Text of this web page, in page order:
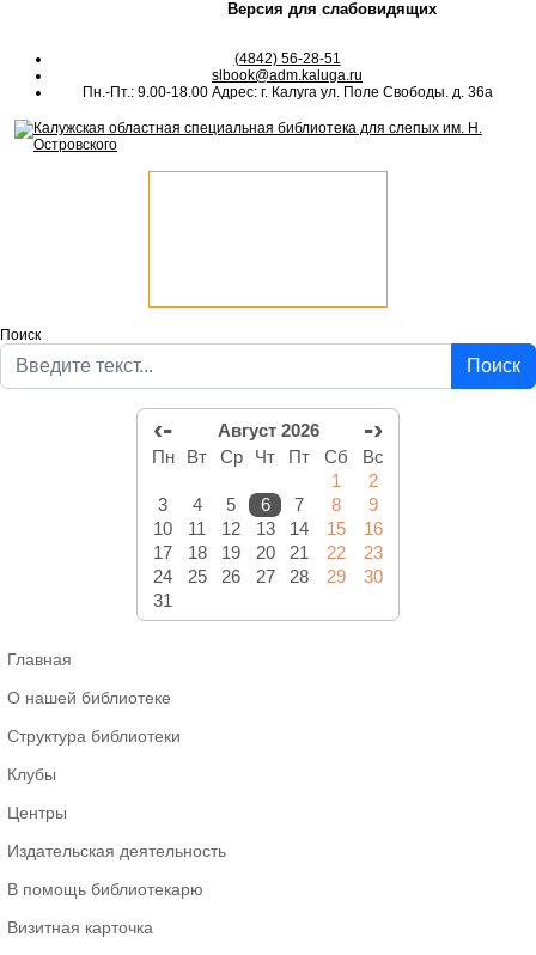
Версия для слабовидящих
(4842) 56-28-51
slbook@adm.kaluga.ru
Пн.-Пт.: 9.00-18.00 Адрес: г. Калуга ул. Поле Свободы. д. 36а
Поиск
Поиск
‹- Август 2026 -›
Пн Вт Ср Чт Пт Сб
Вс
1
2
3
4 5 6 7 8
9
10
11 12 13 14 15
16
17
18 19 20 21 22
23
24
25 26 27 28 29
30
31
Главная
О нашей библиотеке
Структура библиотеки
Клубы
Центры
Издательская деятельность
В помощь библиотекарю
Визитная карточка